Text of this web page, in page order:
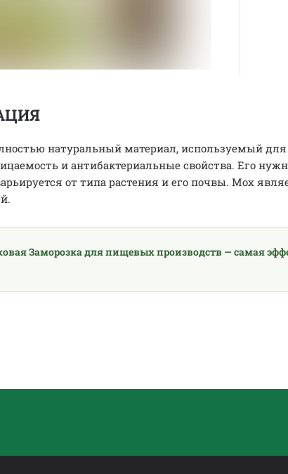
натуральный материал, используемый
и антибактериальные свойства. Его
от типа растения и его почвы. Мох
Заморозка для пищевых производств — самая